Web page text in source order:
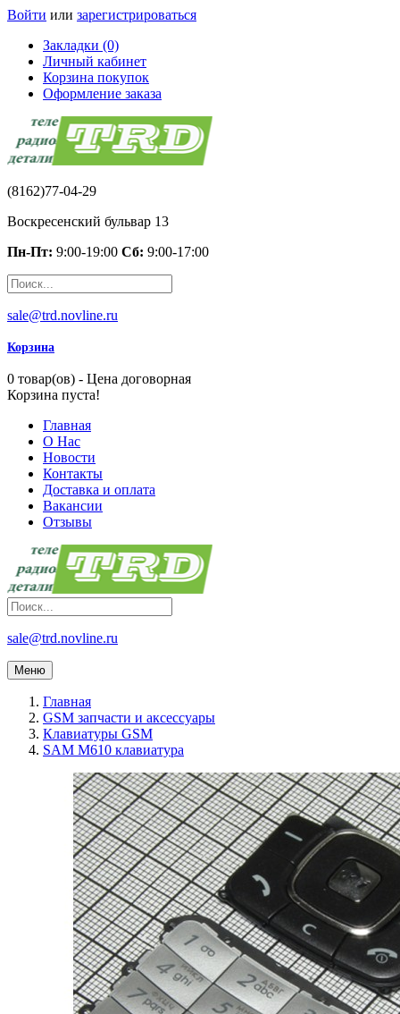
Войти или зарегистрироваться
Закладки (0)
Личный кабинет
Корзина покупок
Оформление заказа
(8162)77-04-29
Воскресенский бульвар 13
Пн-Пт: 9:00-19:00 Сб: 9:00-17:00
sale@trd.novline.ru
Корзина
0 товар(ов) - Цена договорная
Корзина пуста!
Главная
О Нас
Новости
Контакты
Доставка и оплата
Вакансии
Отзывы
sale@trd.novline.ru
Меню
Главная
GSM запчасти и аксессуары
Клавиатуры GSM
SAM M610 клавиатура